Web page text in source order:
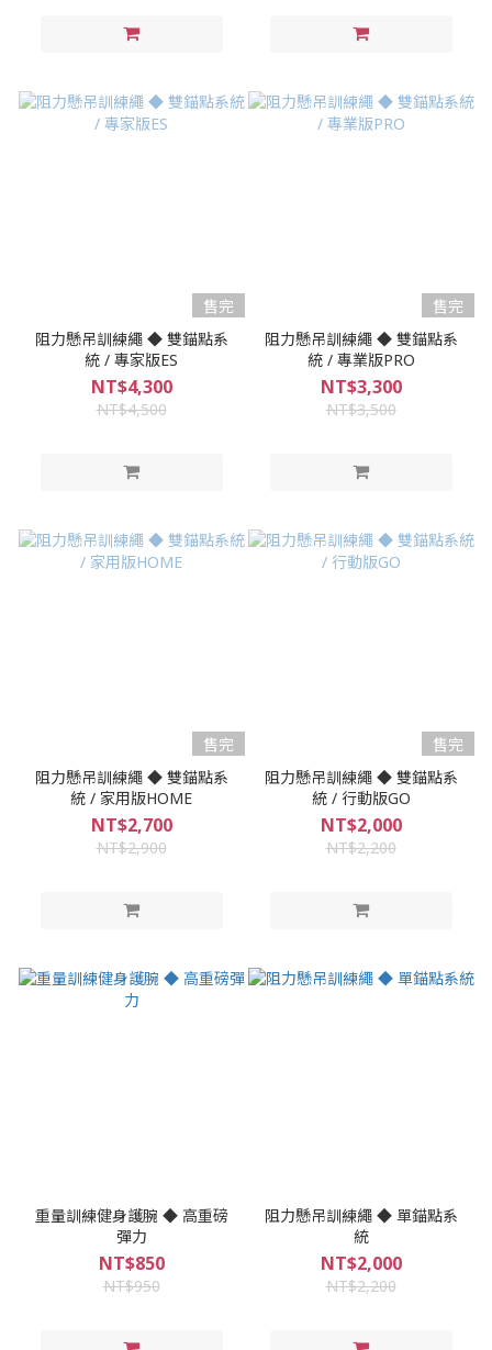
售完
阻力懸吊訓練繩 ◆ 雙錨點系
統 / 專家版ES
NT$4,300
NT$4,500
售完
阻力懸吊訓練繩 ◆ 雙錨點系
統 / 專業版PRO
NT$3,300
NT$3,500
售完
阻力懸吊訓練繩 ◆ 雙錨點系
統 / 家用版HOME
NT$2,700
NT$2,900
售完
阻力懸吊訓練繩 ◆ 雙錨點系
統 / 行動版GO
NT$2,000
NT$2,200
重量訓練健身護腕 ◆ 高重磅
彈力
NT$850
NT$950
阻力懸吊訓練繩 ◆ 單錨點系
統
NT$2,000
NT$2,200